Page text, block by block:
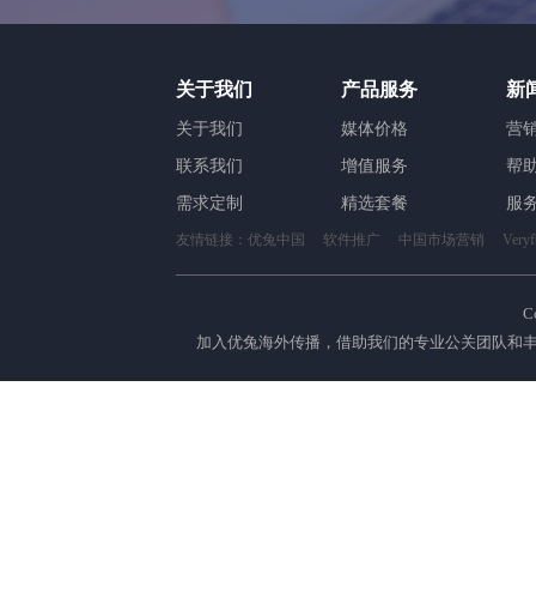
关于我们
关于我们
联系我们
需求定制
产品服务
媒体价格
增值服务
精选套餐
新
营
帮
服
友情链接： 优兔中国 软件推广 中国市场营销
加入优兔海外传播，借助我们的专业公关团队和